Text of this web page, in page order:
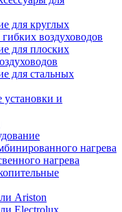
для круглых
воздуховодов
для плоских
для стальных
и
нагрева
нагрева
Ariston